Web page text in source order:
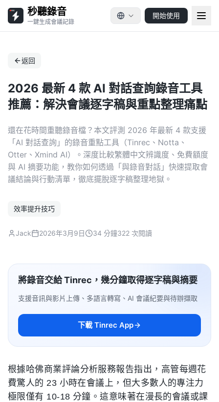
秒聽錄音
一鍵生成會議記錄
開始使用
返回
2026 最新 4 款 AI 對話查詢錄音工具
推薦：解決會議逐字稿與重點整理痛點
還在花時間重聽錄音檔？本文評測 2026 年最新 4 款支援
「AI 對話查詢」的錄音重點工具（Tinrec、Notta、
Otter、Xmind AI）。深度比較繁體中文辨識度、免費額度
與 AI 摘要功能，教你如何透過「與錄音對話」快速提取會
議結論與行動清單，徹底擺脫逐字稿整理地獄。
效率提升技巧
Jack 2026年3月9日 34 分鐘322 次閱讀
將錄音交給 Tinrec，幾分鐘取得逐字稿與摘要
支援音訊與影片上傳、多語言轉寫、AI 會議紀要與待辦擷取
下載 Tinrec App
根據哈佛商業評論分析服務報告指出，高管每週花
費驚人的 23 小時在會議上，但大多數人的專注力
極限僅有 10-18 分鐘。這意味著在漫長的會議或課